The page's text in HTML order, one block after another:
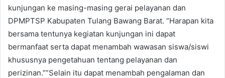
kunjungan ke masing-masing gerai pelayanan dan
DPMPTSP Kabupaten Tulang Bawang Barat. “Harapan kita
bersama tentunya kegiatan kunjungan ini dapat
bermanfaat serta dapat menambah wawasan siswa/siswi
khususnya pengetahuan tentang pelayanan dan
perizinan.””Selain itu dapat menambah pengalaman dan